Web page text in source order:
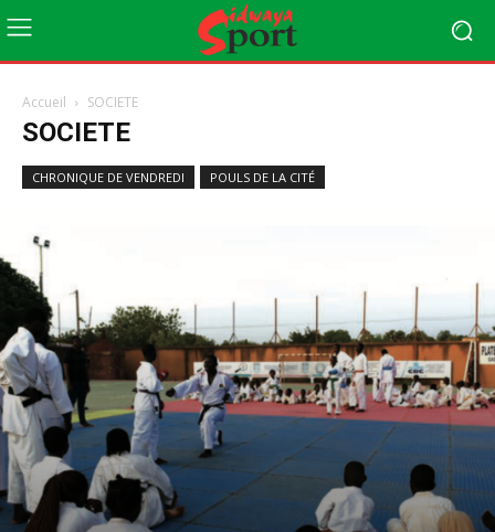
Accueil SOCIETE
SOCIETE
CHRONIQUE DE VENDREDI POULS DE LA CITÉ